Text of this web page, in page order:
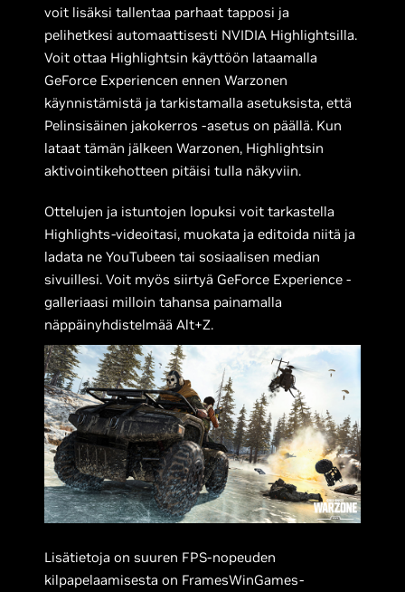
voit lisäksi tallentaa parhaat tapposi ja
pelihetkesi automaattisesti NVIDIA Highlightsilla.
Voit ottaa Highlightsin käyttöön lataamalla
GeForce Experiencen ennen Warzonen
käynnistämistä ja tarkistamalla asetuksista, että
Pelinsisäinen jakokerros -asetus on päällä. Kun
lataat tämän jälkeen Warzonen, Highlightsin
aktivointikehotteen pitäisi tulla näkyviin.
Ottelujen ja istuntojen lopuksi voit tarkastella
Highlights-videoitasi, muokata ja editoida niitä ja
ladata ne YouTubeen tai sosiaalisen median
sivuillesi. Voit myös siirtyä GeForce Experience -
galleriaasi milloin tahansa painamalla
näppäinyhdistelmää Alt+Z.
Lisätietoja on suuren FPS-nopeuden
kilpapelaamisesta on FramesWinGames-